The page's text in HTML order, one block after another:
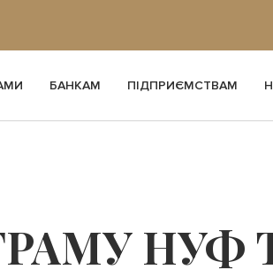
БАНКАМ ПІДПРИЄМСТВАМ
НУФ